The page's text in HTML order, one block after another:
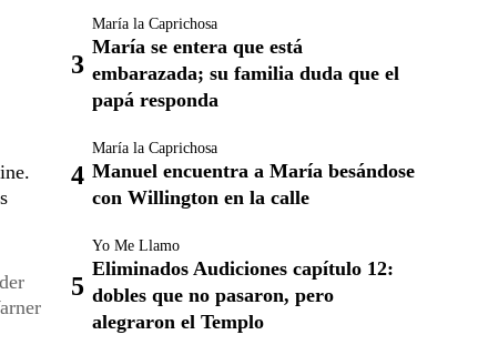
María la Caprichosa
María se entera que está
embarazada; su familia duda que el
papá responda
María la Caprichosa
Manuel encuentra a María besándose
con Willington en la calle
Yo Me Llamo
Eliminados Audiciones capítulo 12:
dobles que no pasaron, pero
alegraron el Templo